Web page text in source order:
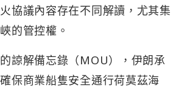
協議內容存在不同解讀，尤其集
的管控權。
諒解備忘錄（MOU），伊朗承
保商業船隻安全通行荷莫茲海